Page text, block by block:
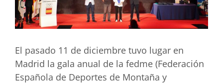
El pasado 11 de diciembre tuvo lugar en
Madrid la gala anual de la fedme (Federación
Española de Deportes de Montaña y